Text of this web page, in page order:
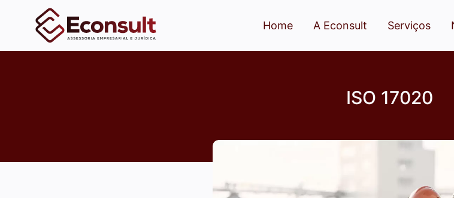
Home A Econsult Serviços
ISO 17020